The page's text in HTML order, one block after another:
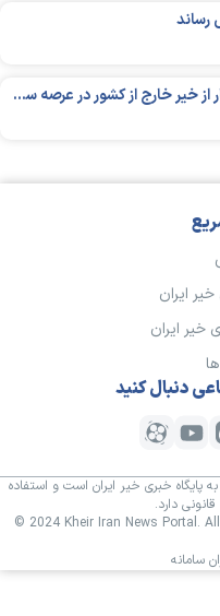
همراه وطن در روزهای بحران؛ گامی ماندگار از خیر خارج از کشور در عرصه سلامت
خیر ایران
خیر ایران
دنبال کنید
خبری خیر ایران است و استفاده
دارد.
© 2024 Kheir Iran News Portal.
سامانه